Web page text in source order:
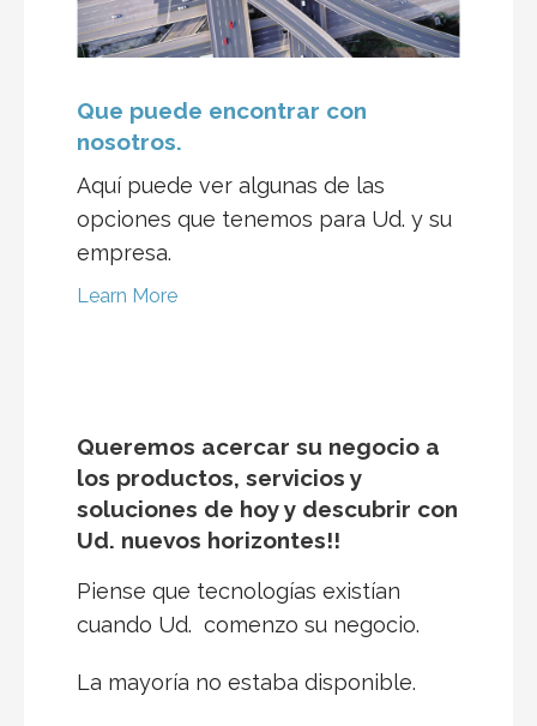
Que puede encontrar con
nosotros.
Aquí puede ver algunas de las
opciones que tenemos para Ud. y su
empresa.
Learn More
Queremos acercar su negocio a
los productos, servicios y
soluciones de hoy y descubrir con
Ud. nuevos horizontes!!
Piense que tecnologías existían
cuando Ud. comenzo su negocio.
La mayoría no estaba disponible.